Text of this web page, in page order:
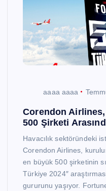
aaaa aaaa
Corendon
500 Şirketi
Havacılık sektöründeki
Corendon Airlines,
en büyük 500 şirketinin
Türkiye 2024″
gururunu yaşıyor.